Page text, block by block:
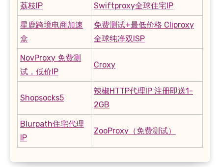
荔枝IP Swiftproxy全球住宅IP
星鹿跨境电商加速
盒
免费测试+最低价格 Cliproxy
全球纯净双ISP
NovProxy 免费测
试，低价IP
Croxy
Shopsocks5
辣椒HTTP代理IP 注册即送1-
2GB
Blurpath住宅代理
IP
ZooProxy（免费测试）